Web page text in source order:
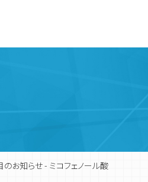
環境計量分析
会社概要
お知らせ - ミコフェノール酸